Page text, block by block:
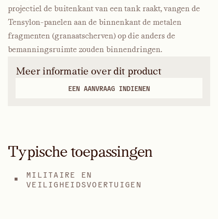
projectiel de buitenkant van een tank raakt, vangen de
Tensylon-panelen aan de binnenkant de metalen
fragmenten (granaatscherven) op die anders de
bemanningsruimte zouden binnendringen.
Meer informatie over dit product
EEN AANVRAAG INDIENEN
Typische toepassingen
MILITAIRE EN
VEILIGHEIDSVOERTUIGEN